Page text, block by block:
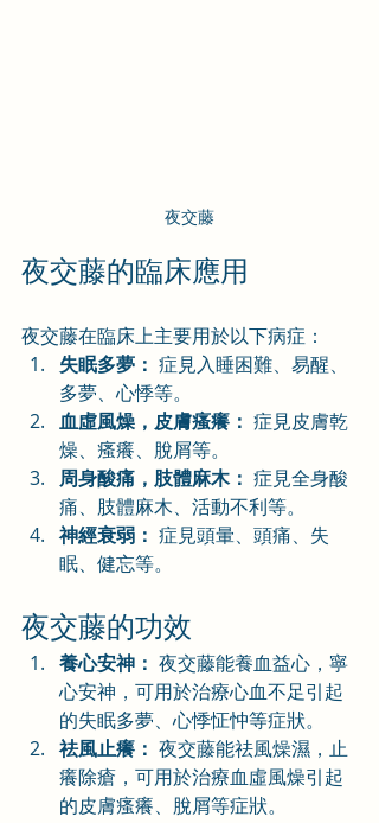
夜交藤
夜交藤的臨床應用
夜交藤在臨床上主要用於以下病症：
失眠多夢： 症見入睡困難、易醒、
多夢、心悸等。
血虛風燥，皮膚瘙癢： 症見皮膚乾
燥、瘙癢、脫屑等。
周身酸痛，肢體麻木： 症見全身酸
痛、肢體麻木、活動不利等。
神經衰弱： 症見頭暈、頭痛、失
眠、健忘等。
夜交藤的功效
養心安神： 夜交藤能養血益心，寧
心安神，可用於治療心血不足引起
的失眠多夢、心悸怔忡等症狀。
祛風止癢： 夜交藤能祛風燥濕，止
癢除瘡，可用於治療血虛風燥引起
的皮膚瘙癢、脫屑等症狀。